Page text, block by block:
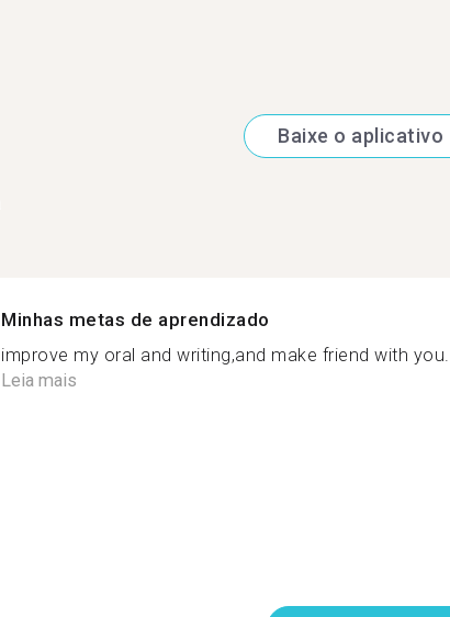
Baixe o aplicativo
Minhas metas de aprendizado
improve my oral and writing,and make friend with you...
Leia mais